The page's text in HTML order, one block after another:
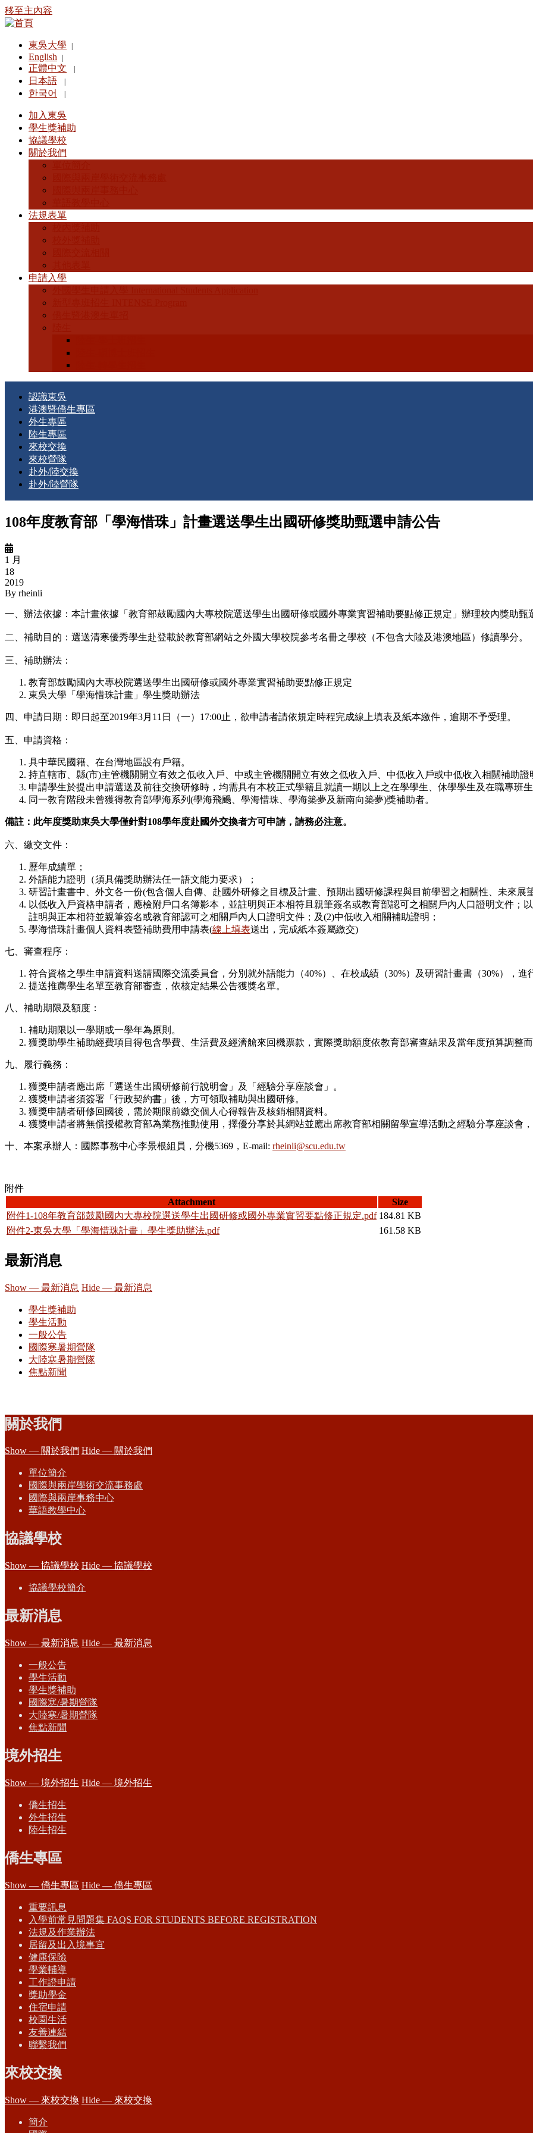
移至主內容
東吳大學
English
正體中文
日本語
한국어
加入東吳
學生獎補助
協議學校
關於我們
法規表單
申請入學
認識東吳
港澳暨僑生專區
外生專區
陸生專區
來校交換
來校營隊
赴外/陸交換
赴外/陸營隊
108年度教育部「學海惜珠」計畫選送學生出國研修獎助甄選申請公告
1 月
18
2019
By rheinli
一、辦法依據：本計畫依據「教育部鼓勵國內大專校院選送學生出國研修或國外專業實習補助要點修正規定」辦理校內獎助甄
二、補助目的：選送清寒優秀學生赴登載於教育部網站之外國大學校院參考名冊之學校（不包含大陸及港澳地區）修讀學分。
三、補助辦法：
教育部鼓勵國內大專校院選送學生出國研修或國外專業實習補助要點修正規定
東吳大學「學海惜珠計畫」學生獎助辦法
四、申請日期：即日起至2019年3月11日（一）17:00止，欲申請者請依規定時程完成線上填表及紙本繳件，逾期不予受理。
五、申請資格：
具中華民國籍、在台灣地區設有戶籍。
持直轄市、縣(市)主管機關開立有效之低收入戶、中或主管機關開立有效之低收入戶、中低收入戶或中低收入相關補助證
申請學生於提出申請選送及前往交換研修時，均需具有本校正式學籍且就讀一期以上之在學學生、休學學生及在職專班
同一教育階段未曾獲得教育部學海系列(學海飛颺、學海惜珠、學海築夢及新南向築夢)獎補助者。
備註：此年度獎助東吳大學僅針對108學年度赴國外交換者方可申請，請務必注意。
六、繳交文件：
歷年成績單；
外語能力證明（須具備獎助辦法任一語文能力要求）；
研習計畫書中、外文各一份(包含個人自傳、赴國外研修之目標及計畫、預期出國研修課程與目前學習之相關性、未來展
以低收入戶資格申請者，應檢附戶口名簿影本，並註明與正本相符且親筆簽名或教育部認可之相關戶內人口證明文件；
註明與正本相符並親筆簽名或教育部認可之相關戶內人口證明文件；及(2)中低收入相關補助證明；
學海惜珠計畫個人資料表暨補助費用申請表(線上填表送出，完成紙本簽屬繳交)
七、審查程序：
符合資格之學生申請資料送請國際交流委員會，分別就外語能力（40%）、在校成績（30%）及研習計畫書（30%），進
提送推薦學生名單至教育部審查，依核定結果公告獲獎名單。
八、補助期限及額度：
補助期限以一學期或一學年為原則。
獲獎助學生補助經費項目得包含學費、生活費及經濟艙來回機票款，實際獎助額度依教育部審查結果及當年度預算調整
九、履行義務：
獲獎申請者應出席「選送生出國研修前行說明會」及「經驗分享座談會」。
獲獎申請者須簽署「行政契約書」後，方可領取補助與出國研修。
獲獎申請者研修回國後，需於期限前繳交個人心得報告及核銷相關資料。
獲獎申請者將無償授權教育部為業務推動使用，擇優分享於其網站並應出席教育部相關留學宣導活動之經驗分享座談會
十、本案承辦人：國際事務中心李景根組員，分機5369，E-mail: rheinli@scu.edu.tw
附件
Attachment
Size
附件1-108年教育部鼓勵國內大專校院選送學生出國研修或國外專業實習要點修正規定.pdf 184.81 KB
附件2-東吳大學「學海惜珠計畫」學生獎助辦法.pdf
161.58 KB
最新消息
Show — 最新消息 Hide — 最新消息
學生獎補助
學生活動
一般公告
國際寒暑期營隊
大陸寒暑期營隊
焦點新聞
關於我們
Show — 關於我們 Hide — 關於我們
單位簡介
國際與兩岸學術交流事務處
國際與兩岸事務中心
華語教學中心
協議學校
Show — 協議學校 Hide — 協議學校
協議學校簡介
最新消息
Show — 最新消息 Hide — 最新消息
一般公告
學生活動
學生獎補助
國際寒/暑期營隊
大陸寒/暑期營隊
焦點新聞
境外招生
Show — 境外招生 Hide — 境外招生
僑生招生
外生招生
陸生招生
僑生專區
Show — 僑生專區 Hide — 僑生專區
重要訊息
入學前常見問題集 FAQS FOR STUDENTS BEFORE REGISTRATION
法規及作業辦法
居留及出入境事宜
健康保險
學業輔導
工作證申請
獎助學金
住宿申請
校園生活
友善連結
聯繫我們
來校交換
Show — 來校交換 Hide — 來校交換
簡介